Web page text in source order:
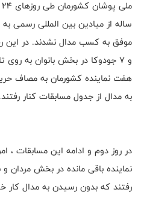
ساله از میادین بین المللی رسمی
و 7 جودوکا در بخش بانوان به
هفت نماینده کشورمان به مصاف
به مدال از جدول مسابقات کنار رفتند.
نماینده باقی مانده در بخش مردان
رفتند که بدون رسیدن به مدال کار